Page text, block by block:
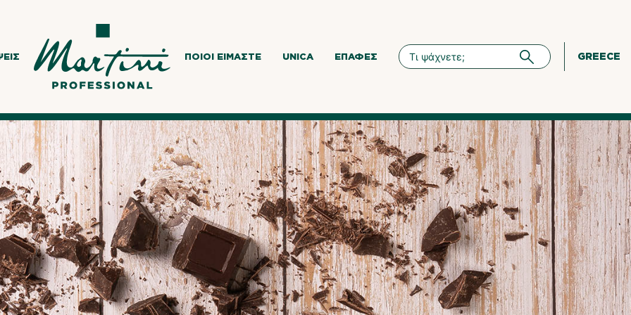
ΠΟΙΟΙ ΕΊΜΑΣΤΕ UNICA ΕΠΑΦΈΣ GREECE